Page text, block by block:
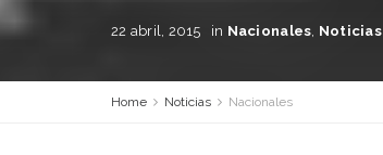
22 abril, 2015 in Nacionales, Noticias
Home Noticias Nacionales